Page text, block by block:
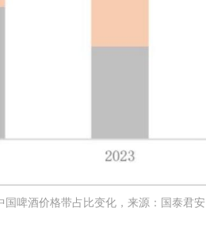
国啤酒价格带占比变化，来源：国泰君安